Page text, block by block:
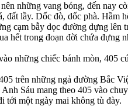
những vang bóng, đến nay
đất lầy. Dốc đò, dốc phà.
cạm bẫy dọc đường dựng lên
hết trong đoạn đời chứa đựng
những chiếc bánh mòn, 405
trên những ngả đường Bắc
Sáu mang theo 405 vào
tới một ngày mai không tù đày.